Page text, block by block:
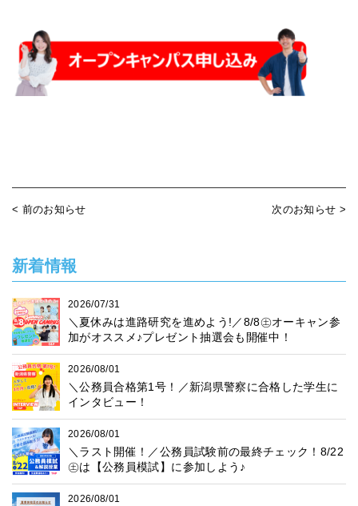
< 前のお知らせ 次のお知らせ >
新着情報
2026/07/31
＼夏休みは進路研究を進めよう!／8/8㊏オーキャン参
加がオススメ♪プレゼント抽選会も開催中！
2026/08/01
＼公務員合格第1号！／新潟県警察に合格した学生に
インタビュー！
2026/08/01
＼ラスト開催！／公務員試験前の最終チェック！8/22
㊏は【公務員模試】に参加しよう♪
2026/08/01